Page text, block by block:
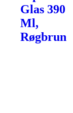
Glas 390
Ml,
Røgbrun